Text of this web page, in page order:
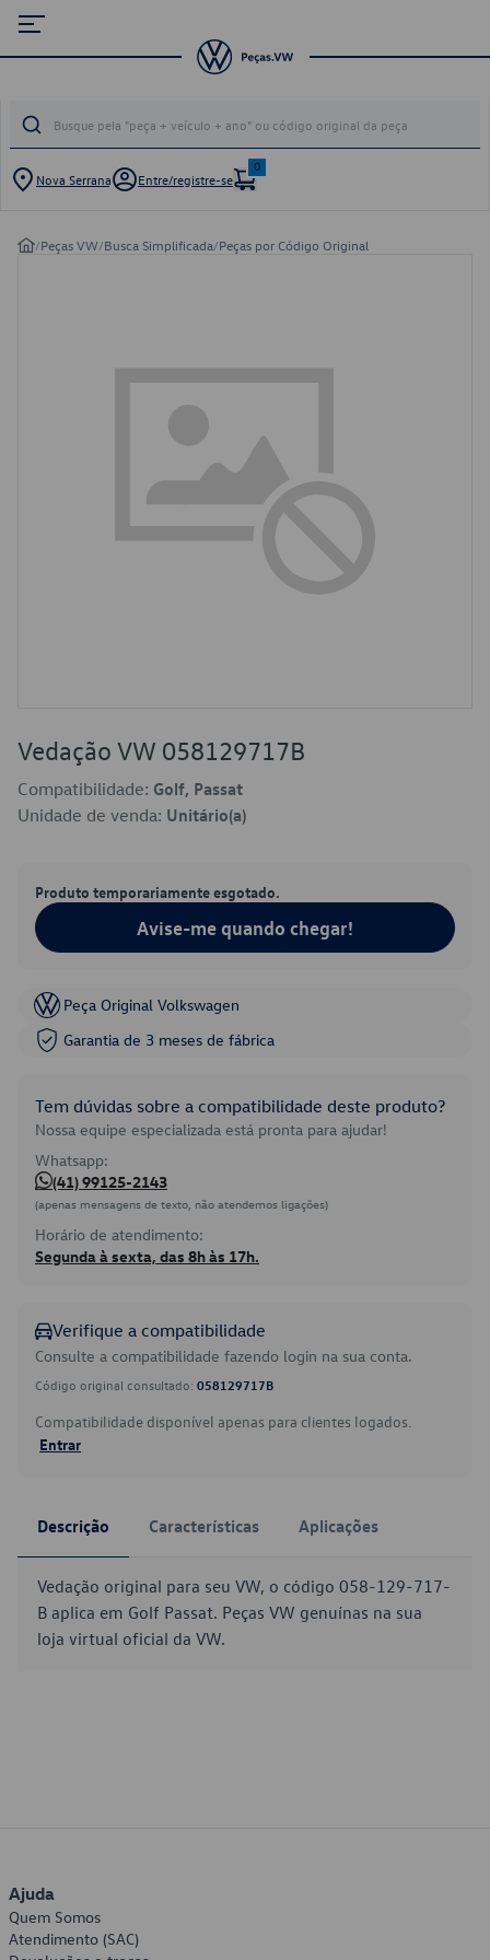
Nova Serrana Entre/registre-se
0
/Peças VW/Busca Simplificada/Peças por Código Original
Vedação VW 058129717B
Compatibilidade: Golf, Passat
Unidade de venda: Unitário(a)
Produto temporariamente esgotado.
Avise-me quando chegar!
Peça Original Volkswagen
Garantia de 3 meses de fábrica
Tem dúvidas sobre a compatibilidade deste produto?
Nossa equipe especializada está pronta para ajudar!
Whatsapp:
(41) 99125-2143
(apenas mensagens de texto, não atendemos ligações)
Horário de atendimento:
Segunda à sexta, das 8h às 17h.
Verifique a compatibilidade
Consulte a compatibilidade fazendo login na sua conta.
Código original consultado: 058129717B
Compatibilidade disponível apenas para clientes logados.
Entrar
Descrição Características Aplicações
Vedação original para seu VW, o código 058-129-717-
B aplica em Golf Passat. Peças VW genuínas na sua
loja virtual oficial da VW.
Ajuda
Quem Somos
Atendimento (SAC)